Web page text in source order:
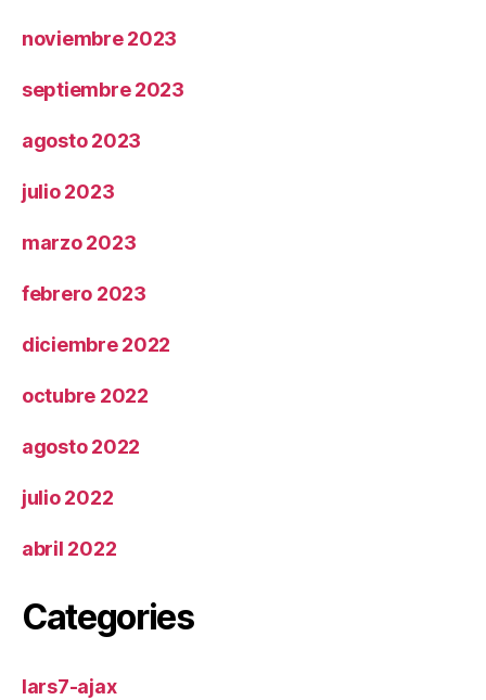
noviembre 2023
septiembre 2023
agosto 2023
julio 2023
marzo 2023
febrero 2023
diciembre 2022
octubre 2022
agosto 2022
julio 2022
abril 2022
Categories
lars7-ajax